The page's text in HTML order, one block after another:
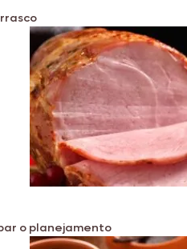
o planejamento